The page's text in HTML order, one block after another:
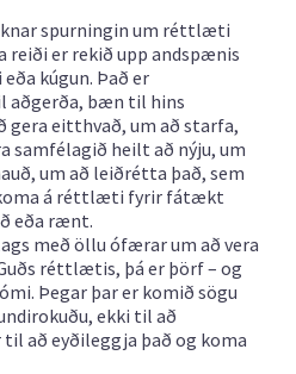
spurningin um réttlæti
reiði er rekið upp andspænis
kúgun. Það er
bæn til hins
gera eitthvað, um að starfa,
samfélagið heilt að nýju, um
um að leiðrétta það, sem
koma á réttlæti fyrir fátækt
eða rænt.
með öllu ófærar um að vera
réttlætis, þá er þörf – og
Þegar þar er komið sögu
ekki til að
að eyðileggja það og koma